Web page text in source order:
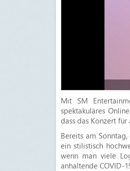
Mit SM
spektakuläres
dass das Konzert
Bereits am
ein stilistisch
wenn man viele
anhaltende COVID-